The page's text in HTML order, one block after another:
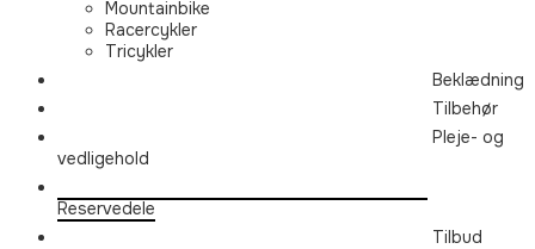
Mountainbike
Racercykler
Tricykler
Beklædning
Tilbehør
Pleje- og
vedligehold
Reservedele
Tilbud